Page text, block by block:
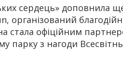
сердець» доповнила
організований
стала офіційним
парку з нагоди